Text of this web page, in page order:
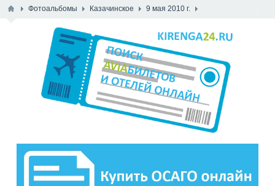
Фотоальбомы Казачинское 9 мая 2010 г.